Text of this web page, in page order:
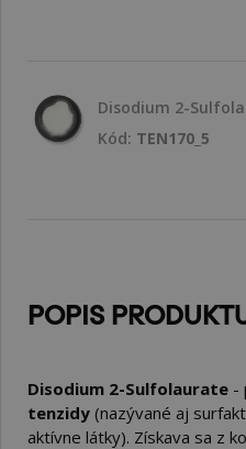
Disodium 2-
Kód: TEN170_5
POPIS
Disodium 2-Sulfolaurate -
tenzidy (nazývané aj
aktívne látky). Získava sa z